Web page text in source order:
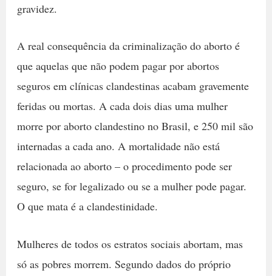
gravidez.
A real consequência da criminalização do aborto é
que aquelas que não podem pagar por abortos
seguros em clínicas clandestinas acabam gravemente
feridas ou mortas. A cada dois dias uma mulher
morre por aborto clandestino no Brasil, e 250 mil são
internadas a cada ano. A mortalidade não está
relacionada ao aborto – o procedimento pode ser
seguro, se for legalizado ou se a mulher pode pagar.
O que mata é a clandestinidade.
Mulheres de todos os estratos sociais abortam, mas
só as pobres morrem. Segundo dados do próprio